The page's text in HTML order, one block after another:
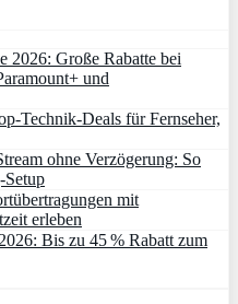
2026: Große Rabatte bei
und
Technik-Deals für Fernseher,
ohne Verzögerung: So
Setup
mit
erleben
Bis zu 45 % Rabatt zum